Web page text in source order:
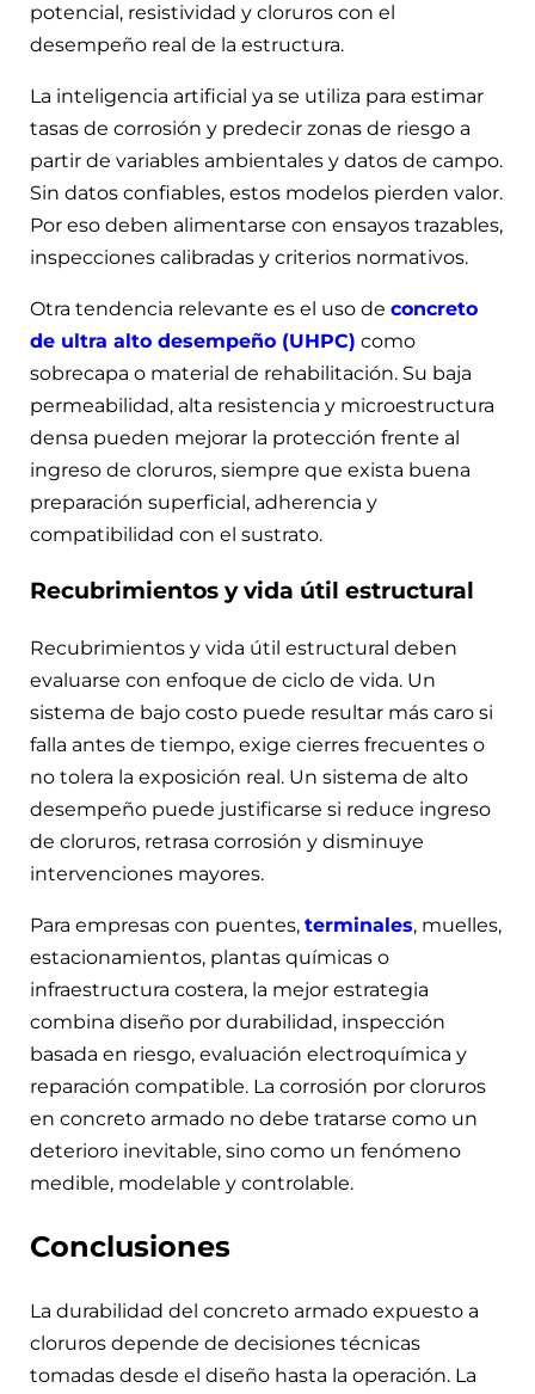
potencial, resistividad y cloruros con el
desempeño real de la estructura.
La inteligencia artificial ya se utiliza para estimar
tasas de corrosión y predecir zonas de riesgo a
partir de variables ambientales y datos de campo.
Sin datos confiables, estos modelos pierden valor.
Por eso deben alimentarse con ensayos trazables,
inspecciones calibradas y criterios normativos.
Otra tendencia relevante es el uso de concreto
de ultra alto desempeño (UHPC) como
sobrecapa o material de rehabilitación. Su baja
permeabilidad, alta resistencia y microestructura
densa pueden mejorar la protección frente al
ingreso de cloruros, siempre que exista buena
preparación superficial, adherencia y
compatibilidad con el sustrato.
Recubrimientos y vida útil estructural
Recubrimientos y vida útil estructural deben
evaluarse con enfoque de ciclo de vida. Un
sistema de bajo costo puede resultar más caro si
falla antes de tiempo, exige cierres frecuentes o
no tolera la exposición real. Un sistema de alto
desempeño puede justificarse si reduce ingreso
de cloruros, retrasa corrosión y disminuye
intervenciones mayores.
Para empresas con puentes, terminales, muelles,
estacionamientos, plantas químicas o
infraestructura costera, la mejor estrategia
combina diseño por durabilidad, inspección
basada en riesgo, evaluación electroquímica y
reparación compatible. La corrosión por cloruros
en concreto armado no debe tratarse como un
deterioro inevitable, sino como un fenómeno
medible, modelable y controlable.
Conclusiones
La durabilidad del concreto armado expuesto a
cloruros depende de decisiones técnicas
tomadas desde el diseño hasta la operación. La